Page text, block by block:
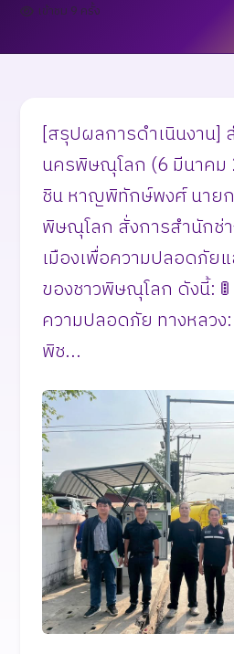
เข้าชม 9 ครั้ง
[สรุปผลการดำเนินงาน]
นครพิษณุโลก (6 มีนาค
ชิน หาญพิทักษ์พงศ์ นาย
พิษณุโลก สั่งการสำนักช่
เมืองเพื่อความปลอดภั
ของชาวพิษณุโลก ดังนี้: ​🚦
ความปลอดภัย ​ทางหลว
พิช...